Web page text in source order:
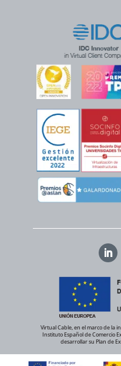
Virtual Cable, en el marco de la
Instituto Español de Comercio
desarrollar su Plan de